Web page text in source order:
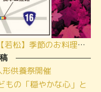
【若松】季節のお料理お食事会ご参加ありがとうございます
形供養祭開催
もの「穏やかな心」と